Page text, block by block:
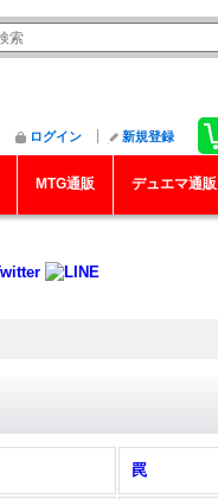
ログイン 新規登録
MTG通販 デュエマ通販
罠